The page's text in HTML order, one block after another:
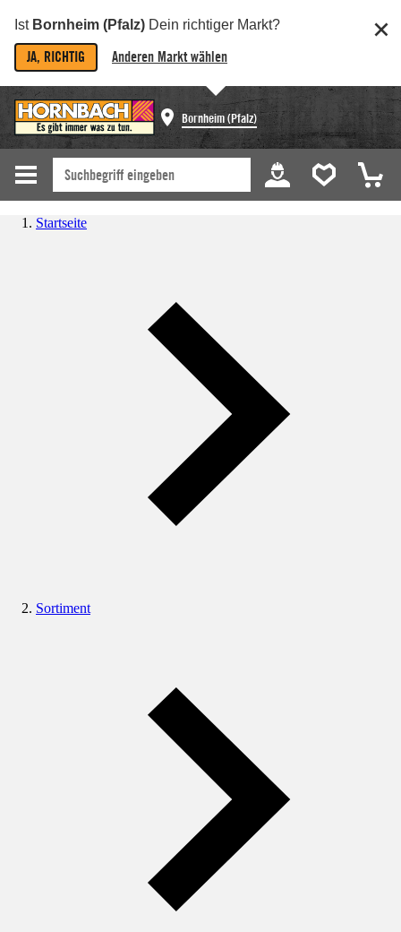
Ist Bornheim (Pfalz) Dein richtiger Markt?
JA, RICHTIG Anderen Markt wählen
Bornheim (Pfalz)
Startseite
Sortiment